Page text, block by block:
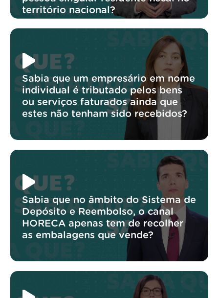
território nacional?
Sabia que um empresário em nome
individual é tributado pelos bens
ou serviços faturados ainda que
estes não tenham sido recebidos?
Sabia que no âmbito do Sistema de
Depósito e Reembolso, o canal
HORECA apenas tem de recolher
as embalagens que vende?